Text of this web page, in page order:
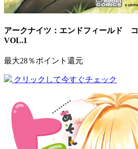
アークナイツ：エンドフィールド
VOL.1
最大28％ポイント還元
クリックして今すぐチェック